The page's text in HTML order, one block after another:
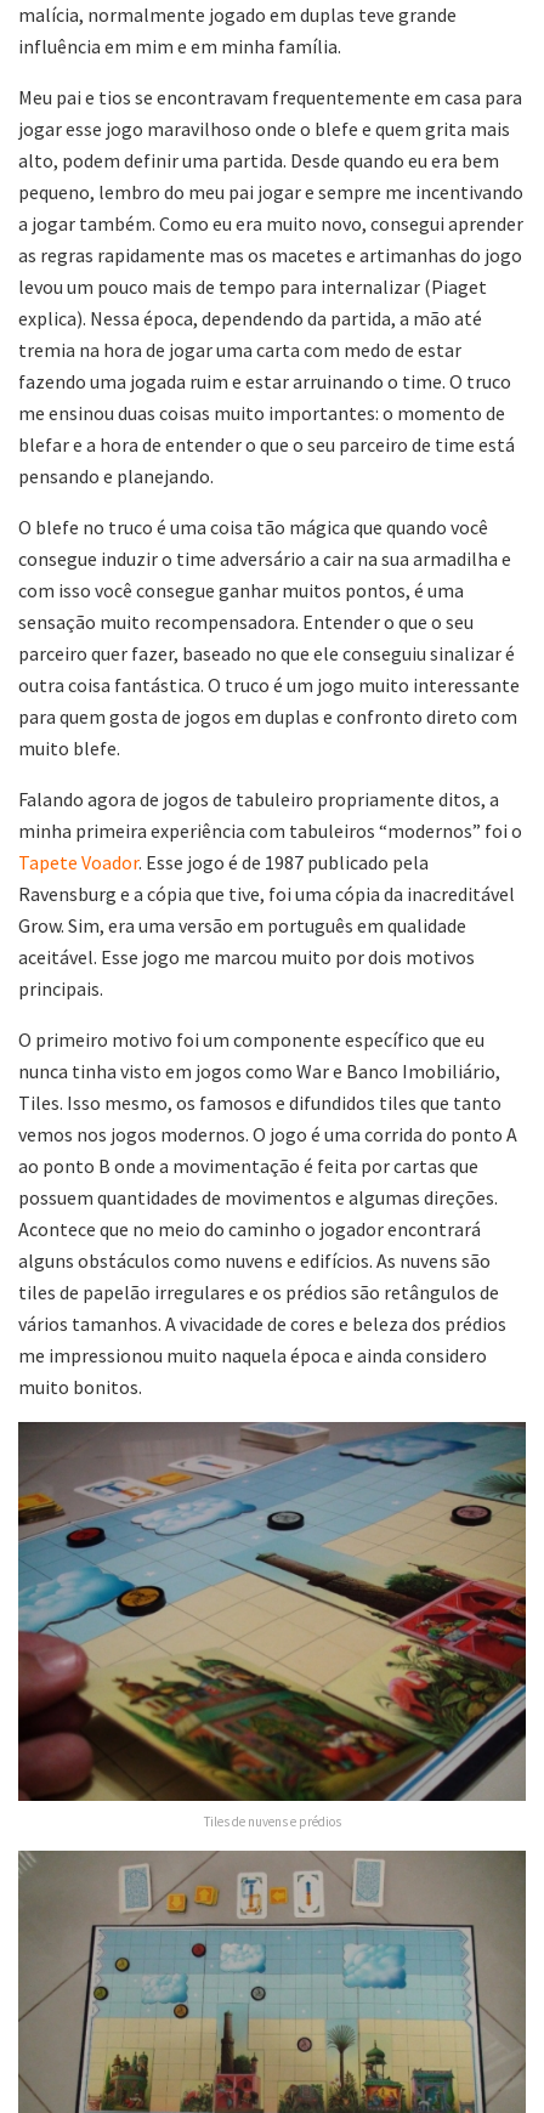
malícia, normalmente jogado em duplas teve grande
influência em mim e em minha família.
Meu pai e tios se encontravam frequentemente em casa para
jogar esse jogo maravilhoso onde o blefe e quem grita mais
alto, podem definir uma partida. Desde quando eu era bem
pequeno, lembro do meu pai jogar e sempre me incentivando
a jogar também. Como eu era muito novo, consegui aprender
as regras rapidamente mas os macetes e artimanhas do jogo
levou um pouco mais de tempo para internalizar (Piaget
explica). Nessa época, dependendo da partida, a mão até
tremia na hora de jogar uma carta com medo de estar
fazendo uma jogada ruim e estar arruinando o time. O truco
me ensinou duas coisas muito importantes: o momento de
blefar e a hora de entender o que o seu parceiro de time está
pensando e planejando.
O blefe no truco é uma coisa tão mágica que quando você
consegue induzir o time adversário a cair na sua armadilha e
com isso você consegue ganhar muitos pontos, é uma
sensação muito recompensadora. Entender o que o seu
parceiro quer fazer, baseado no que ele conseguiu sinalizar é
outra coisa fantástica. O truco é um jogo muito interessante
para quem gosta de jogos em duplas e confronto direto com
muito blefe.
Falando agora de jogos de tabuleiro propriamente ditos, a
minha primeira experiência com tabuleiros “modernos” foi o
Tapete Voador. Esse jogo é de 1987 publicado pela
Ravensburg e a cópia que tive, foi uma cópia da inacreditável
Grow. Sim, era uma versão em português em qualidade
aceitável. Esse jogo me marcou muito por dois motivos
principais.
O primeiro motivo foi um componente específico que eu
nunca tinha visto em jogos como War e Banco Imobiliário,
Tiles. Isso mesmo, os famosos e difundidos tiles que tanto
vemos nos jogos modernos. O jogo é uma corrida do ponto A
ao ponto B onde a movimentação é feita por cartas que
possuem quantidades de movimentos e algumas direções.
Acontece que no meio do caminho o jogador encontrará
alguns obstáculos como nuvens e edifícios. As nuvens são
tiles de papelão irregulares e os prédios são retângulos de
vários tamanhos. A vivacidade de cores e beleza dos prédios
me impressionou muito naquela época e ainda considero
muito bonitos.
Tiles de nuvens e prédios